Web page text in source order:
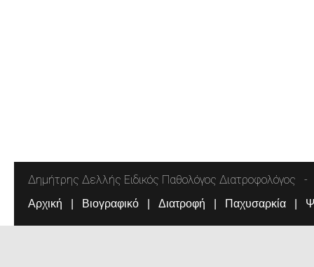
Δημήτρης Δελλής Ειδικός Παθολόγος Διατροφολόγος
Αρχική Βιογραφικό Διατροφή Παχυσαρκία